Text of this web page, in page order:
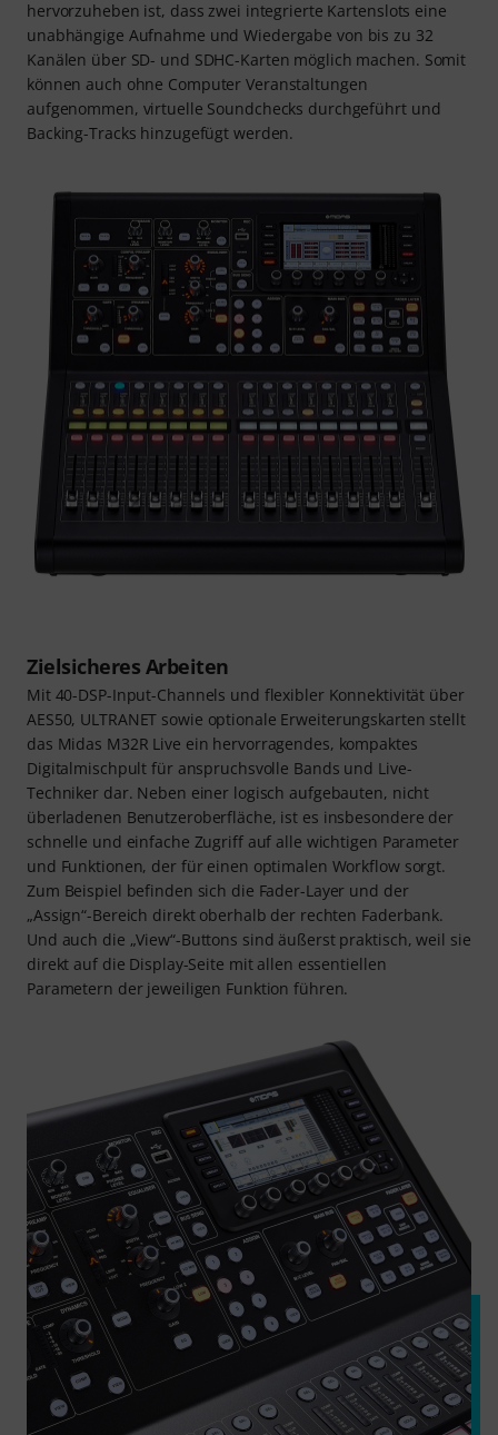
hervorzuheben ist, dass zwei integrierte Kartenslots eine
unabhängige Aufnahme und Wiedergabe von bis zu 32
Kanälen über SD- und SDHC-Karten möglich machen. Somit
können auch ohne Computer Veranstaltungen
aufgenommen, virtuelle Soundchecks durchgeführt und
Backing-Tracks hinzugefügt werden.
Zielsicheres Arbeiten
Mit 40-DSP-Input-Channels und flexibler Konnektivität über
AES50, ULTRANET sowie optionale Erweiterungskarten stellt
das Midas M32R Live ein hervorragendes, kompaktes
Digitalmischpult für anspruchsvolle Bands und Live-
Techniker dar. Neben einer logisch aufgebauten, nicht
überladenen Benutzeroberfläche, ist es insbesondere der
schnelle und einfache Zugriff auf alle wichtigen Parameter
und Funktionen, der für einen optimalen Workflow sorgt.
Zum Beispiel befinden sich die Fader-Layer und der
„Assign“-Bereich direkt oberhalb der rechten Faderbank.
Und auch die „View“-Buttons sind äußerst praktisch, weil sie
direkt auf die Display-Seite mit allen essentiellen
Parametern der jeweiligen Funktion führen.